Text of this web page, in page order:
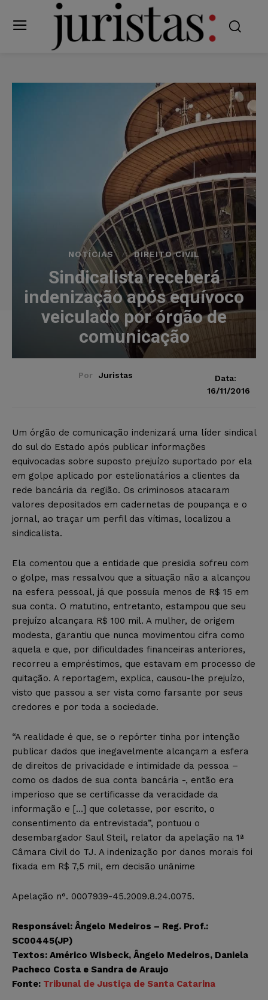
NOTÍCIAS DIREITO CIVIL
Sindicalista receberá
indenização após equívoco
veiculado por órgão de
comunicação
Por Juristas
Data:
16/11/2016
Um órgão de comunicação indenizará uma líder sindical
do sul do Estado após publicar informações
equivocadas sobre suposto prejuízo suportado por ela
em golpe aplicado por estelionatários a clientes da
rede bancária da região. Os criminosos atacaram
valores depositados em cadernetas de poupança e o
jornal, ao traçar um perfil das vítimas, localizou a
sindicalista.
Ela comentou que a entidade que presidia sofreu com
o golpe, mas ressalvou que a situação não a alcançou
na esfera pessoal, já que possuía menos de R$ 15 em
sua conta. O matutino, entretanto, estampou que seu
prejuízo alcançara R$ 100 mil. A mulher, de origem
modesta, garantiu que nunca movimentou cifra como
aquela e que, por dificuldades financeiras anteriores,
recorreu a empréstimos, que estavam em processo de
quitação. A reportagem, explica, causou-lhe prejuízo,
visto que passou a ser vista como farsante por seus
credores e por toda a sociedade.
“A realidade é que, se o repórter tinha por intenção
publicar dados que inegavelmente alcançam a esfera
de direitos de privacidade e intimidade da pessoa –
como os dados de sua conta bancária -, então era
imperioso que se certificasse da veracidade da
informação e […] que coletasse, por escrito, o
consentimento da entrevistada”, pontuou o
desembargador Saul Steil, relator da apelação na 1ª
Câmara Civil do TJ. A indenização por danos morais foi
fixada em R$ 7,5 mil, em decisão unânime
Apelação n°. 0007939-45.2009.8.24.0075.
Responsável: Ângelo Medeiros – Reg. Prof.:
SC00445(JP)
Textos: Américo Wisbeck, Ângelo Medeiros, Daniela
Pacheco Costa e Sandra de Araujo
Fonte: Tribunal de Justiça de Santa Catarina